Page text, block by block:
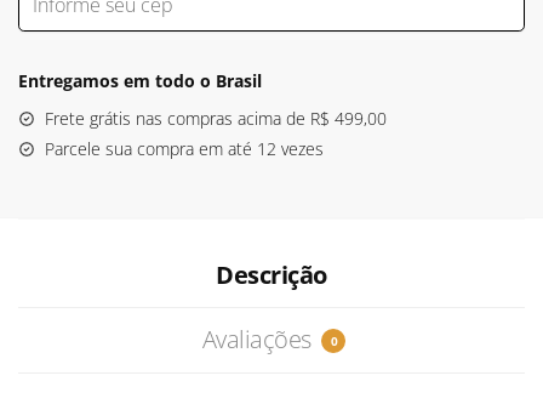
Tradicional
Vermelho
Entregamos em todo o Brasil
Frete grátis nas compras acima de R$ 499,00
Parcele sua compra em até 12 vezes
Descrição
Avaliações
0